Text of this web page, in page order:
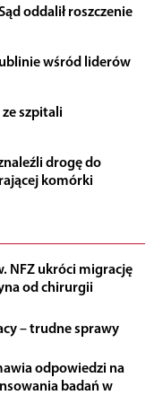
oddalił roszczenie
wśród liderów
szpitali
drogę do
komórki
NFZ ukróci migrację
od chirurgii
– trudne sprawy
odpowiedzi na
badań w